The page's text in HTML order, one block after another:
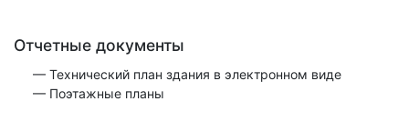
Отчетные документы
— Технический план здания в электронном виде
— Поэтажные планы